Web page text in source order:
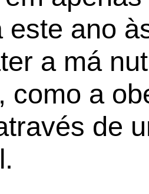
este ano
a má
como a
de